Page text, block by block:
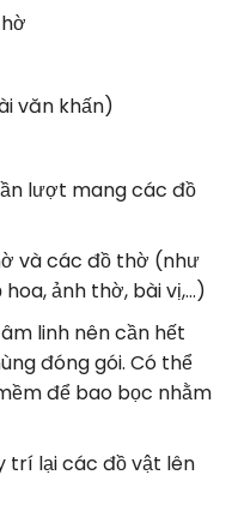
văn khấn)
lượt mang các đồ
và các đồ thờ (như
ảnh thờ, bài vị,…)
linh nên cần hết
đóng gói. Có thể
để bao bọc nhằm
trí lại các đồ vật lên